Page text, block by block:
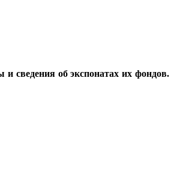
сведения об экспонатах их фондов.